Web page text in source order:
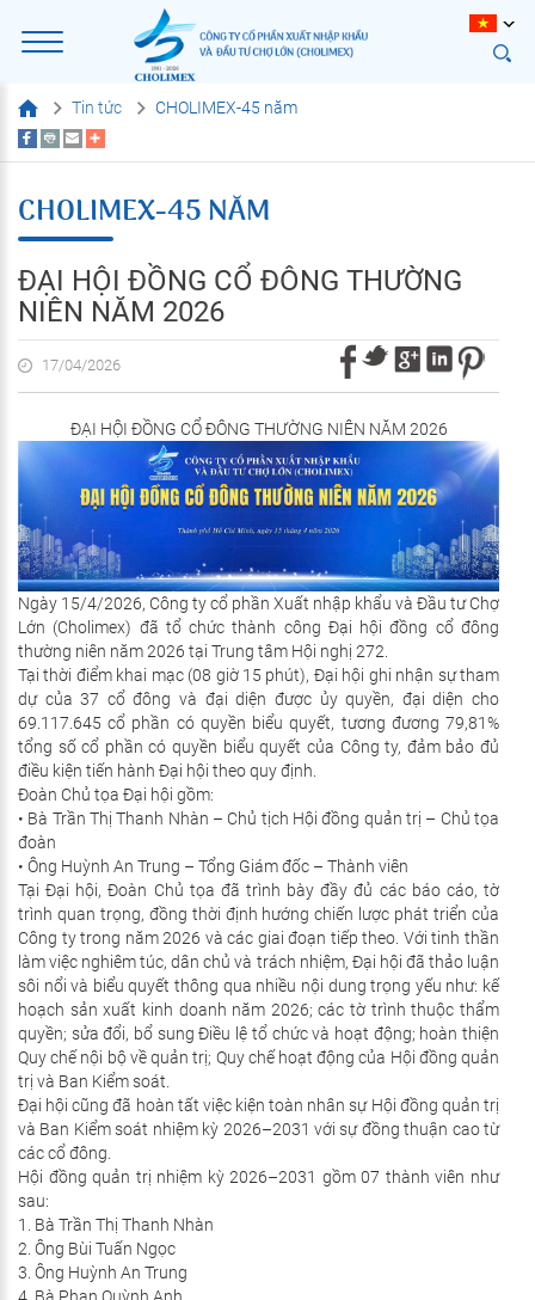
Tin tức CHOLIMEX-45 năm
CHOLIMEX-45 NĂM
ĐẠI HỘI ĐỒNG CỔ ĐÔNG THƯỜNG
NIÊN NĂM 2026
17/04/2026
ĐẠI HỘI ĐỒNG CỔ ĐÔNG THƯỜNG NIÊN NĂM 2026
Ngày 15/4/2026, Công ty cổ phần Xuất nhập khẩu và Đầu tư Chợ
Lớn (Cholimex) đã tổ chức thành công Đại hội đồng cổ đông
thường niên năm 2026 tại Trung tâm Hội nghị 272.
Tại thời điểm khai mạc (08 giờ 15 phút), Đại hội ghi nhận sự tham
dự của 37 cổ đông và đại diện được ủy quyền, đại diện cho
69.117.645 cổ phần có quyền biểu quyết, tương đương 79,81%
tổng số cổ phần có quyền biểu quyết của Công ty, đảm bảo đủ
điều kiện tiến hành Đại hội theo quy định.
Đoàn Chủ tọa Đại hội gồm:
• Bà Trần Thị Thanh Nhàn – Chủ tịch Hội đồng quản trị – Chủ tọa
đoàn
• Ông Huỳnh An Trung – Tổng Giám đốc – Thành viên
Tại Đại hội, Đoàn Chủ tọa đã trình bày đầy đủ các báo cáo, tờ
trình quan trọng, đồng thời định hướng chiến lược phát triển của
Công ty trong năm 2026 và các giai đoạn tiếp theo. Với tinh thần
làm việc nghiêm túc, dân chủ và trách nhiệm, Đại hội đã thảo luận
sôi nổi và biểu quyết thông qua nhiều nội dung trọng yếu như: kế
hoạch sản xuất kinh doanh năm 2026; các tờ trình thuộc thẩm
quyền; sửa đổi, bổ sung Điều lệ tổ chức và hoạt động; hoàn thiện
Quy chế nội bộ về quản trị; Quy chế hoạt động của Hội đồng quản
trị và Ban Kiểm soát.
Đại hội cũng đã hoàn tất việc kiện toàn nhân sự Hội đồng quản trị
và Ban Kiểm soát nhiệm kỳ 2026–2031 với sự đồng thuận cao từ
các cổ đông.
Hội đồng quản trị nhiệm kỳ 2026–2031 gồm 07 thành viên như
sau:
1.
Bà Trần Thị Thanh Nhàn
2. Ông Bùi Tuấn Ngọc
3. Ông Huỳnh An Trung